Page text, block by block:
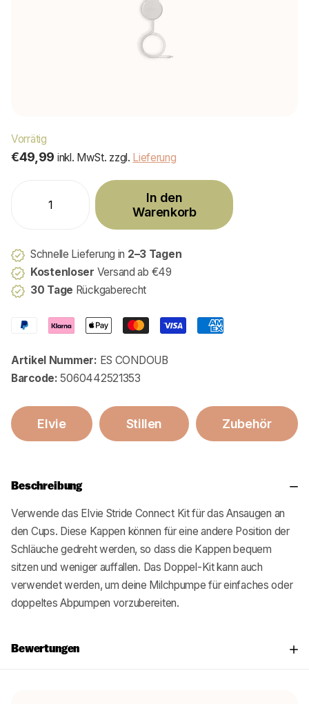
Vorrätig
€49,99 inkl. MwSt. zzgl. Lieferung
In den
Warenkorb
Schnelle Lieferung in 2–3 Tagen
Kostenloser Versand ab €49
30 Tage Rückgaberecht
Artikel Nummer: ES CONDOUB
Barcode: 5060442521353
Elvie Stillen Zubehör
Beschreibung
Verwende das Elvie Stride Connect Kit für das Ansaugen an
den Cups. Diese Kappen können für eine andere Position der
Schläuche gedreht werden, so dass die Kappen bequem
sitzen und weniger auffallen. Das Doppel-Kit kann auch
verwendet werden, um deine Milchpumpe für einfaches oder
doppeltes Abpumpen vorzubereiten.
Bewertungen